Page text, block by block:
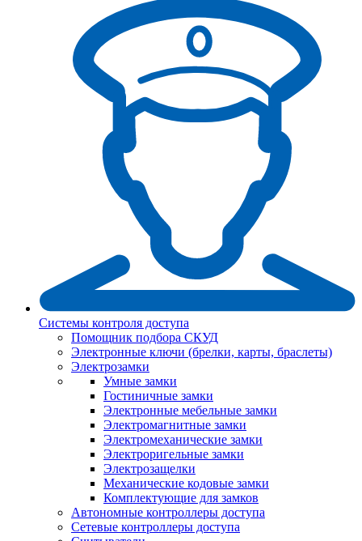
Системы контроля доступа
Помощник подбора СКУД
Электронные ключи (брелки, карты, браслеты)
Электрозамки
Умные замки
Гостиничные замки
Электронные мебельные замки
Электромагнитные замки
Электромеханические замки
Электроригельные замки
Электрозащелки
Механические кодовые замки
Комплектующие для замков
Автономные контроллеры доступа
Сетевые контроллеры доступа